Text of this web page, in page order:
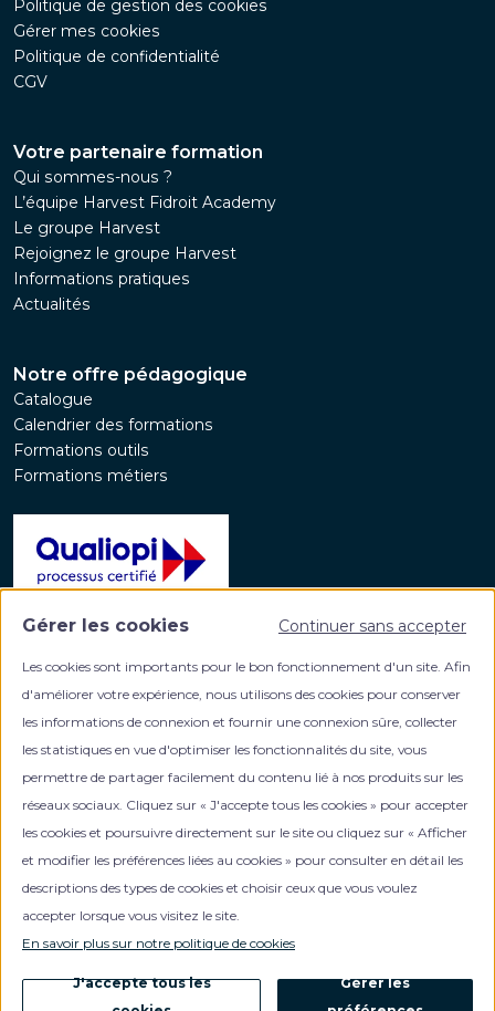
Politique de gestion des cookies
Gérer mes cookies
Politique de confidentialité
CGV
Votre partenaire formation
Qui sommes-nous ?
L’équipe Harvest Fidroit Academy
Le groupe Harvest
Rejoignez le groupe Harvest
Informations pratiques
Actualités
Notre offre pédagogique
Catalogue
Calendrier des formations
Formations outils
Formations métiers
catégorie d'action suivante :
ACTIONS DE FORMATION
Votre partenaire formation en gestion de patrimoine
NOUS CONTACTER
Gérer les cookies Continuer sans accepter
Les cookies sont importants pour le bon fonctionnement d'un site. Afin
d'améliorer votre expérience, nous utilisons des cookies pour conserver
les informations de connexion et fournir une connexion sûre, collecter
les statistiques en vue d'optimiser les fonctionnalités du site, vous
permettre de partager facilement du contenu lié à nos produits sur les
réseaux sociaux. Cliquez sur « J'accepte tous les cookies » pour accepter
les cookies et poursuivre directement sur le site ou cliquez sur « Afficher
et modifier les préférences liées au cookies » pour consulter en détail les
descriptions des types de cookies et choisir ceux que vous voulez
accepter lorsque vous visitez le site.
En savoir plus sur notre politique de cookies
J'accepte tous les
Gérer les